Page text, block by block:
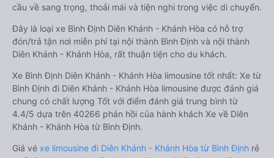
cầu về sang trọng, thoải mái và tiện nghi trong việc di chuyển.
Đây là loại xe Bình Định Diên Khánh - Khánh Hòa có hỗ trợ
đón/trả tận nơi miễn phí tại nội thành Bình Định và nội thành
Diên Khánh - Khánh Hòa, rất thuận tiện cho du khách.
Xe Bình Định Diên Khánh - Khánh Hòa limousine tốt nhất: Xe từ
Bình Định đi Diên Khánh - Khánh Hòa limousine được đánh giá
chung có chất lượng Tốt với điểm đánh giá trung bình từ
4.4/5 dựa trên 40266 phản hồi của hành khách Xe về Diên
Khánh - Khánh Hòa từ Bình Định.
Giá vé xe limousine đi Diên Khánh - Khánh Hòa từ Bình Định rẻ